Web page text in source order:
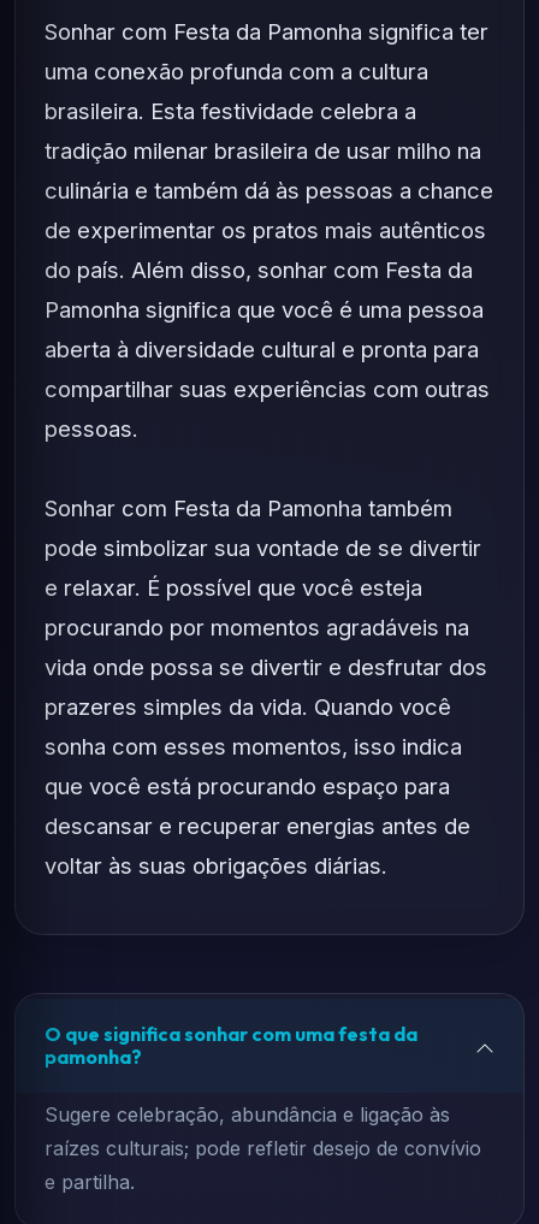
Sonhar com Festa da Pamonha significa ter
uma conexão profunda com a cultura
brasileira. Esta festividade celebra a
tradição milenar brasileira de usar milho na
culinária e também dá às pessoas a chance
de experimentar os pratos mais autênticos
do país. Além disso, sonhar com Festa da
Pamonha significa que você é uma pessoa
aberta à diversidade cultural e pronta para
compartilhar suas experiências com outras
pessoas.
Sonhar com Festa da Pamonha também
pode simbolizar sua vontade de se divertir
e relaxar. É possível que você esteja
procurando por momentos agradáveis na
vida onde possa se divertir e desfrutar dos
prazeres simples da vida. Quando você
sonha com esses momentos, isso indica
que você está procurando espaço para
descansar e recuperar energias antes de
voltar às suas obrigações diárias.
O que significa sonhar com uma festa da
pamonha?
Sugere celebração, abundância e ligação às
raízes culturais; pode refletir desejo de convívio
e partilha.